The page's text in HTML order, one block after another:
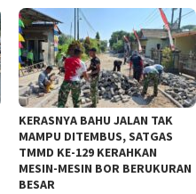
KERASNYA BAHU JALAN TAK
MAMPU DITEMBUS, SATGAS
TMMD KE-129 KERAHKAN
MESIN-MESIN BOR BERUKURAN
BESAR